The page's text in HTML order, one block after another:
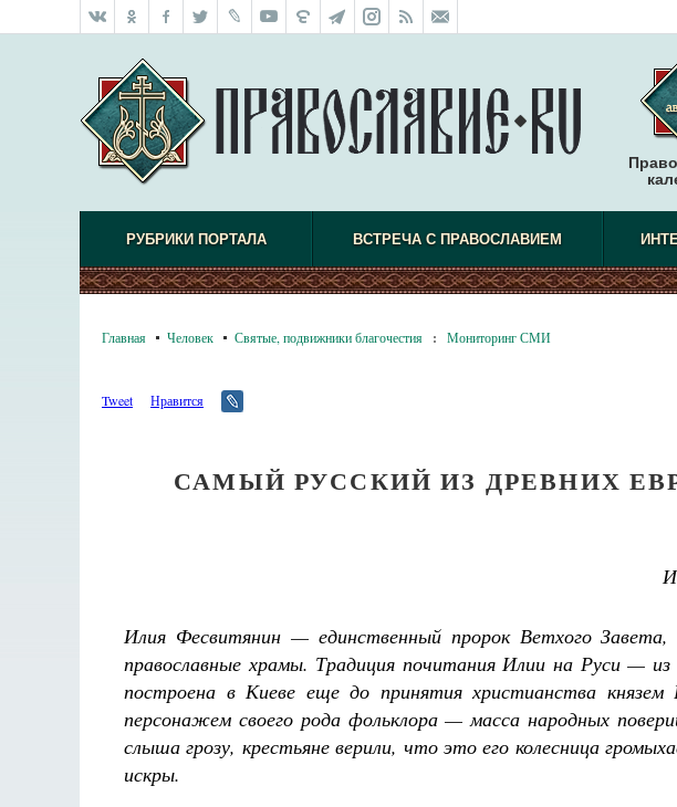
РУБРИКИ ПОРТАЛА ВСТРЕЧА С ПРАВОСЛАВИЕМ
Главная Человек Святые, подвижники благочестия : Мониторинг СМИ
Tweet Нравится
САМЫЙ РУССКИЙ ИЗ ДРЕВНИХ
Илия Фесвитянин — единственный пророк Ветхого
православные храмы. Традиция почитания Илии на Руси — из
построена в Киеве еще до принятия христианства
персонажем своего рода фольклора — масса народных
слыша грозу, крестьяне верили, что это его колесница
искры.